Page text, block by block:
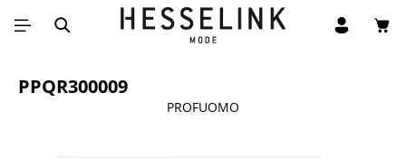
Ga naar de hoofdinhoud
PPQR300009
PROFUOMO